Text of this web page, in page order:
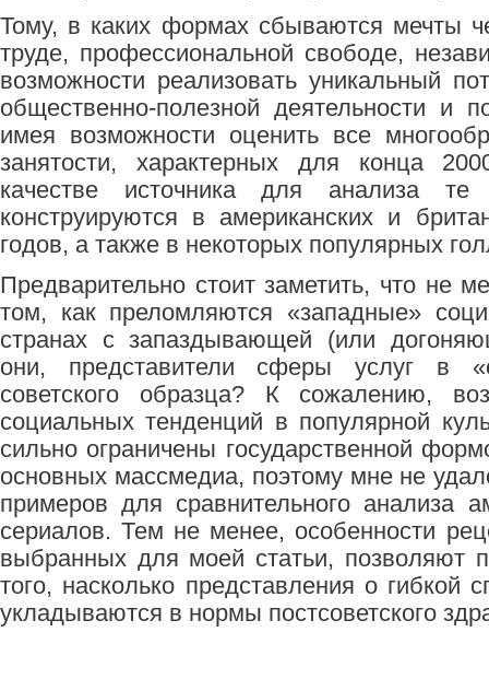
Тому, в каких формах сбываются мечты
труде, профессиональной свободе,
возможности реализовать уникальный
общественно-полезной деятельности и
имея возможности оценить все
занятости, характерных для конца
качестве источника для анализа те
конструируются в американских и
годов, а также в некоторых популярных
Предварительно стоит заметить, что не
том, как преломляются «западные»
странах с запаздывающей (или
они, представители сферы услуг в
советского образца? К сожалению,
социальных тенденций в популярной
сильно ограничены государственной
основных массмедиа, поэтому мне не
примеров для сравнительного анализа
сериалов. Тем не менее, особенности
выбранных для моей статьи, позволяют
того, насколько представления о гибкой
укладываются в нормы постсоветского